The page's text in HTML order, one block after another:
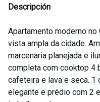
Descripción
Apartamento moderno
vista ampla da cidade.
marcenaria planejada e
completa com cooktop 4
cafeteira e lava e seca. 1
elegante e prédio com 2